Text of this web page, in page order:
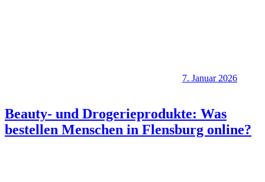
7. Januar 2026
Beauty- und Drogerieprodukte: Was
bestellen Menschen in Flensburg online?